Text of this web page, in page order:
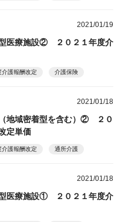
2021/01/19
型医療施設② ２０２１年度介
護報酬改定 介護保険
2021/01/18
（地域密着型を含む）② ２０
定単価
護報酬改定 通所介護
2021/01/18
型医療施設① ２０２１年度介